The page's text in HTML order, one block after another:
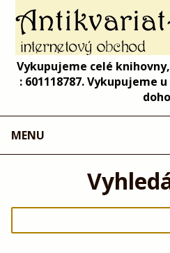
Vykupujeme celé
: 601118787. Vykupujeme
MENU